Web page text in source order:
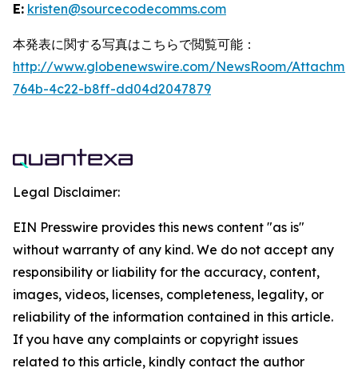
E: kristen@sourcecodecomms.com
本発表に関する写真はこちらで閲覧可能：
http://www.globenewswire.com/NewsRoom/
764b-4c22-b8ff-dd04d2047879
Legal Disclaimer:
EIN Presswire provides this news content "as is"
without warranty of any kind. We do not accept any
responsibility or liability for the accuracy, content,
images, videos, licenses, completeness, legality, or
reliability of the information contained in this article.
If you have any complaints or copyright issues
related to this article, kindly contact the author